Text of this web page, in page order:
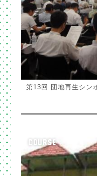
第13回 団地再生シ
COURSE